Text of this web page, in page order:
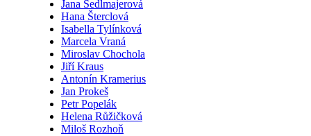
Jana Sedlmajerová
Hana Šterclová
Isabella Tylínková
Marcela Vraná
Miroslav Chochola
Jiří Kraus
Antonín Kramerius
Jan Prokeš
Petr Popelák
Helena Růžičková
Miloš Rozhoň